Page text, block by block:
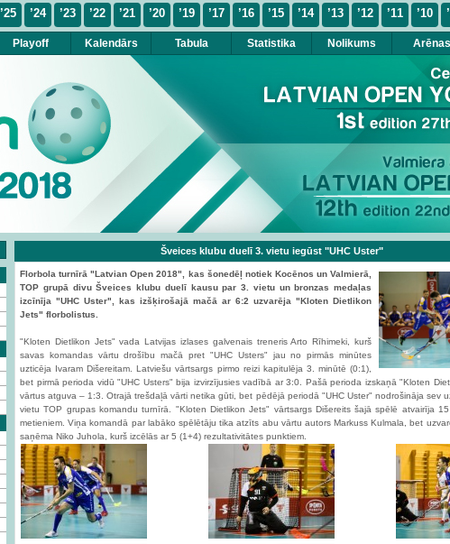
’10
’11
’12
’13
’14
’15
’16
’17
’19
’20
’21
’22
’23
’24
’25
Playoff Kalendārs Tabula Statistika Nolikums Arēnas
Šveices klubu duelī 3. vietu iegūst "UHC Uster"
Florbola turnīrā "Latvian Open 2018", kas šonedēļ notiek Kocēnos un Valmierā,
TOP grupā divu Šveices klubu duelī kausu par 3. vietu un bronzas medaļas
izcīnīja "UHC Uster", kas izšķirošajā mačā ar 6:2 uzvarēja "Kloten Dietlikon
Jets" florbolistus.
"Kloten Dietlikon Jets" vada Latvijas izlases galvenais treneris Arto Rīhimeki, kurš
savas komandas vārtu drošību mačā pret "UHC Usters" jau no pirmās minūtes
uzticēja Ivaram Dišereitam. Latviešu vārtsargs pirmo reizi kapitulēja 3. minūtē (0:1),
bet pirmā perioda vidū "UHC Usters" bija izvirzījusies vadībā ar 3:0. Pašā perioda izskaņā "Kloten
vārtus atguva – 1:3. Otrajā trešdaļā vārti netika gūti, bet pēdējā periodā "UHC Uster" nodrošināja sev
vietu TOP grupas komandu turnīrā. "Kloten Dietlikon Jets" vārtsargs Dišereits šajā spēlē atvairīja
metieniem. Viņa komandā par labāko spēlētāju tika atzīts abu vārtu autors Markuss Kulmala, bet
saņēma Niko Juhola, kurš izcēlās ar 5 (1+4) rezultativitātes punktiem.